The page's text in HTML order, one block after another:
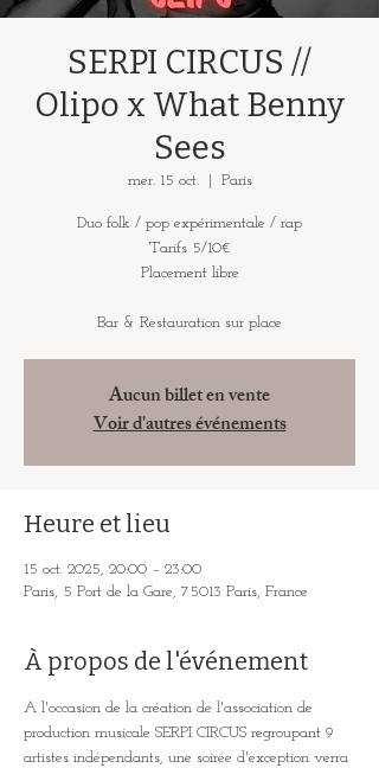
SERPI CIRCUS //
Olipo x What Benny
Sees
mer. 15 oct.
  |
Paris
Duo folk / pop expérimentale / rap
Tarifs 5/10€
Placement libre
Bar & Restauration sur place
Aucun billet en vente
Voir d'autres événements
Heure et lieu
15 oct. 2025, 20:00 – 23:00
Paris, 5 Port de la Gare, 75013 Paris, France
À propos de l'événement
A l'occasion de la création de l'association de
production musicale SERPI CIRCUS regroupant 9
artistes indépendants, une soirée d'exception verra